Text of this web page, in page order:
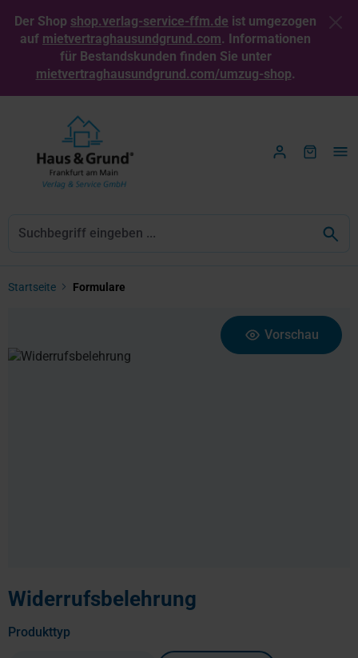
Zum Hauptinhalt springen
Der Shop shop.verlag-service-ffm.de ist umgezogen
auf mietvertraghausundgrund.com. Informationen
für Bestandskunden finden Sie unter
mietvertraghausundgrund.com/umzug-shop.
Startseite Formulare
Vorschau
Widerrufsbelehrung
Produkttyp